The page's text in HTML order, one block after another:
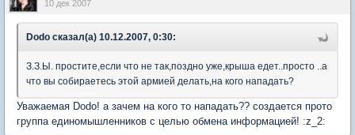
10 дек 2007
Dodo сказал(а) 10.12.2007, 0:30:
З.З.Ы. простите,если что не так,поздно уже,крыша едет..просто ..а
что вы собираетесь этой армией делать,на кого нападать?
Уважаемая Dodo! а зачем на кого то нападать?? создается прото
группа единомышленников с целью обмена информацией! :z_2: